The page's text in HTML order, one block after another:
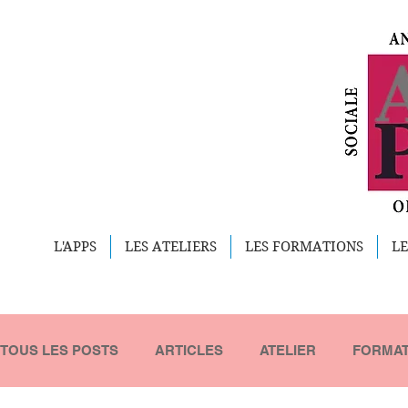
L'APPS LES ATELIERS LES FORMATIONS
TOUS LES POSTS ARTICLES ATELIER